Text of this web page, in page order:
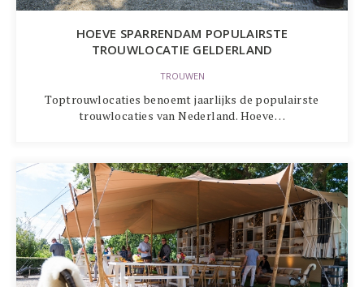
HOEVE SPARRENDAM POPULAIRSTE
TROUWLOCATIE GELDERLAND
TROUWEN
Toptrouwlocaties benoemt jaarlijks de populairste
trouwlocaties van Nederland. Hoeve…